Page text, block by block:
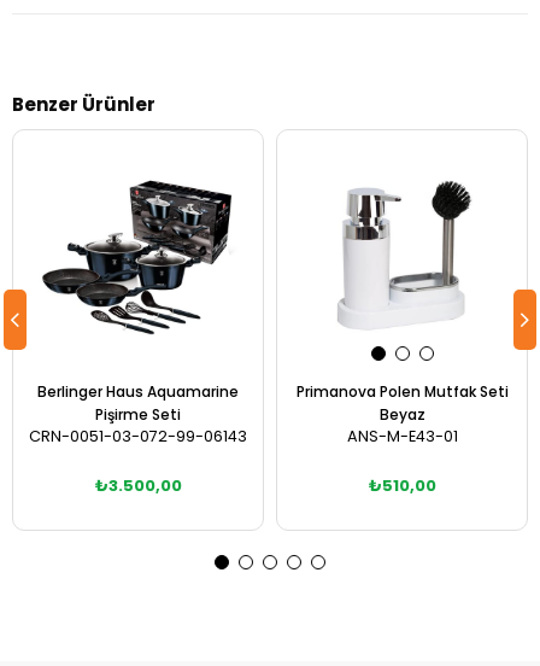
Benzer Ürünler
Berlinger Haus Aquamarine
Pişirme Seti
CRN-0051-03-072-99-06143
₺3.500,00
Primanova Polen Mutfak Seti
Beyaz
ANS-M-E43-01
₺510,00